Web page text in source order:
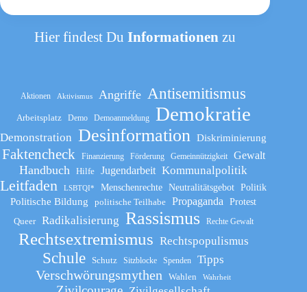
Hier findest DuInformationenzu
Aktionen Aktivismus Angriffe Antisemitismus
Arbeitsplatz Demo Demoanmeldung Demokratie
Demonstration Desinformation Diskriminierung
Faktencheck Finanzierung Förderung Gemeinnützigkeit Gewalt
Handbuch Hilfe Jugendarbeit Kommunalpolitik
Leitfaden LSBTQI* Menschenrechte Neutralitätsgebot Politik
Politische Bildung politische Teilhabe Propaganda
Protest
Queer
Radikalisierung Rassismus Rechte Gewalt
Rechtsextremismus Rechtspopulismus
Schule Schutz Sitzblocke Spenden Tipps
Verschwörungsmythen Wahlen Wahrheit